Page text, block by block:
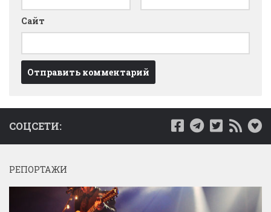
Сайт
СОЦСЕТИ:
РЕПОРТАЖИ